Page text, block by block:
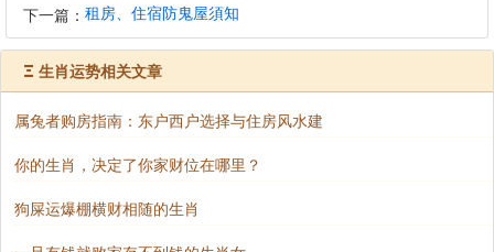
下一篇： 租房、住宿防鬼屋須知
Ξ 生肖运势相关文章
属兔者购房指南：东户西户选择与住房风水建
你的生肖，决定了你家财位在哪里？
狗屎运爆棚横财相随的生肖